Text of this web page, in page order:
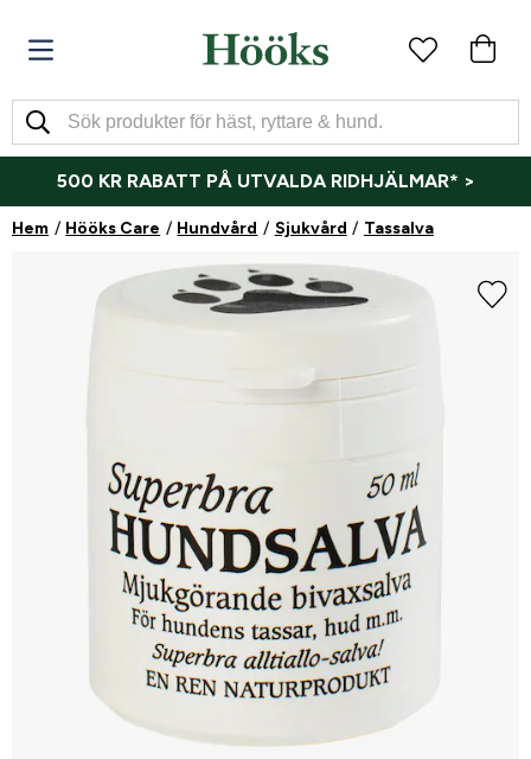
500 KR RABATT PÅ UTVALDA RIDHJÄLMAR* >
Hem Hööks Care Hundvård Sjukvård Tassalva